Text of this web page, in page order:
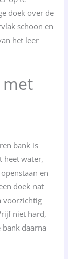
doek over de
schoon en
het leer
bank is
heet water,
en
doek nat
voorzichtig
niet hard,
daarna